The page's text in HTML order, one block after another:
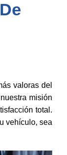
valoras del
misión
total.
vehículo, sea